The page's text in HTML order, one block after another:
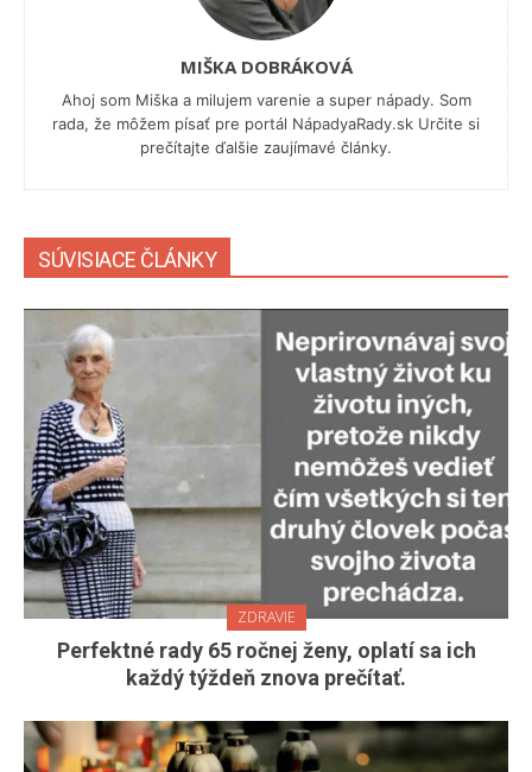
MIŠKA DOBRÁKOVÁ
Ahoj som Miška a milujem varenie a super nápady. Som
rada, že môžem písať pre portál NápadyaRady.sk Určite si
prečítajte ďalšie zaujímavé články.
SÚVISIACE ČLÁNKY
ZDRAVIE
Perfektné rady 65 ročnej ženy, oplatí sa ich
každý týždeň znova prečítať.